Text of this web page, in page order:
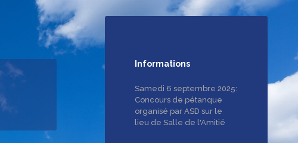
Informations
Samedi 6 septembre 2025:
Concours de pétanque
organisé par ASD sur le
lieu de Salle de l'Amitié